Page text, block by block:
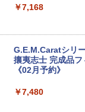
しの傷みあり
￥3,300
￥7,168
G.E.M.Caratシリ
攘夷志士 完成品
《02月予約》
￥7,480